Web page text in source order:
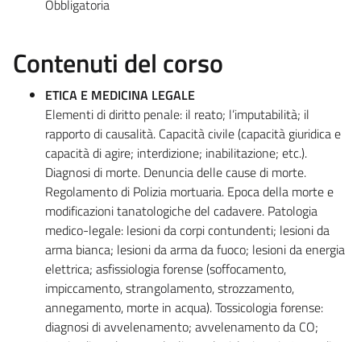
Obbligatoria
Contenuti del corso
ETICA E MEDICINA LEGALE
Elementi di diritto penale: il reato; l’imputabilità; il
rapporto di causalità. Capacità civile (capacità giuridica e
capacità di agire; interdizione; inabilitazione; etc.).
Diagnosi di morte. Denuncia delle cause di morte.
Regolamento di Polizia mortuaria. Epoca della morte e
modificazioni tanatologiche del cadavere. Patologia
medico-legale: lesioni da corpi contundenti; lesioni da
arma bianca; lesioni da arma da fuoco; lesioni da energia
elettrica; asfissiologia forense (soffocamento,
impiccamento, strangolamento, strozzamento,
annegamento, morte in acqua). Tossicologia forense:
diagnosi di avvelenamento; avvelenamento da CO;